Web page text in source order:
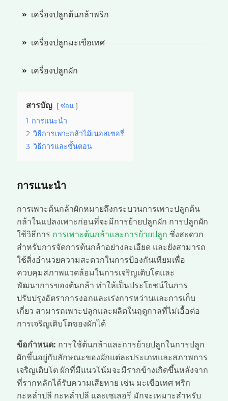
เครื่องปลูกต้นกล้าพริก
เครื่องปลูกมะเขือเทศ
เครื่องปลูกผัก
สารบัญ ซ่อน
1 การแนะนำ
2 วิธีการเพาะกล้าไม้เนอสเซอรี่
3 วิธีการและขั้นตอน
การแนะนำ
การเพาะต้นกล้าผักหมายถึงกระบวนการเพาะปลูกต้น
กล้าในแปลงเพาะก่อนที่จะมีการย้ายปลูกผัก การปลูกผัก
ใช้วิธีการ การเพาะต้นกล้าและการย้ายปลูก ซึ่งสะดวก
สำหรับการจัดการต้นกล้าอย่างละเอียด และยังสามารถ
ใช้สิ่งอำนวยความสะดวกในการป้องกันเทียมเพื่อ
ควบคุมสภาพแวดล้อมในการเจริญเติบโตและ
พัฒนาการของต้นกล้า ทำให้เป็นประโยชน์ในการ
ปรับปรุงอัตราการงอกและเร่งการหว่านและการเก็บ
เกี่ยว สามารถเพาะปลูกและผลิตในฤดูกาลที่ไม่เอื้อต่อ
การเจริญเติบโตของผักได้
ข้อกำหนด: การใช้ต้นกล้าและการย้ายปลูกในการปลูก
ผักขึ้นอยู่กับลักษณะของผักแต่ละประเภทและสภาพการ
เจริญเติบโต ผักที่มีแนวโน้มจะมีรากข้างเกิดขึ้นหลังจาก
ที่รากหลักได้รับความเสียหาย เช่น มะเขือเทศ พริก
กะหล่ำปลี กะหล่ำปลี และเซเลอรี มักจะเหมาะสำหรับ